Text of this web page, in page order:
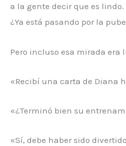
a la gente decir que es
¿Ya está pasando por la
Pero incluso esa mirada era
«Recibí una carta de Diana
«¿Terminó bien su
«Sí, debe haber sido